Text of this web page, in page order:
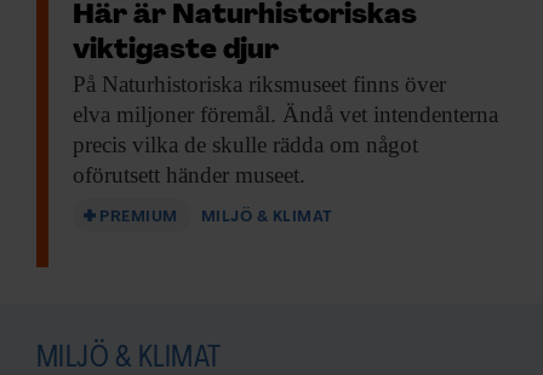
Här är Naturhistoriskas
viktigaste djur
På Naturhistoriska riksmuseet finns över
elva miljoner föremål. Ändå vet intendenterna
precis vilka de skulle rädda om något
oförutsett händer museet.
PREMIUM MILJÖ & KLIMAT
MILJÖ & KLIMAT